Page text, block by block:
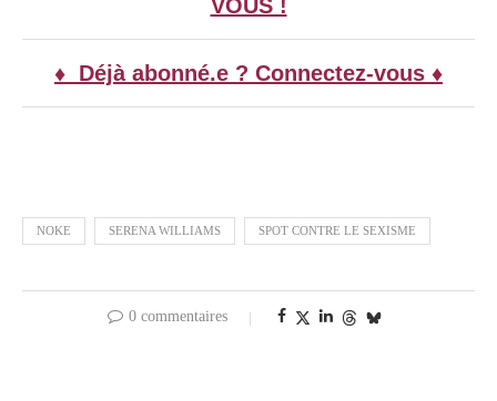
VOUS !
♦ Déjà abonné.e ? Connectez-vous ♦
NOKE SERENA WILLIAMS SPOT CONTRE LE SEXISME
0 commentaires